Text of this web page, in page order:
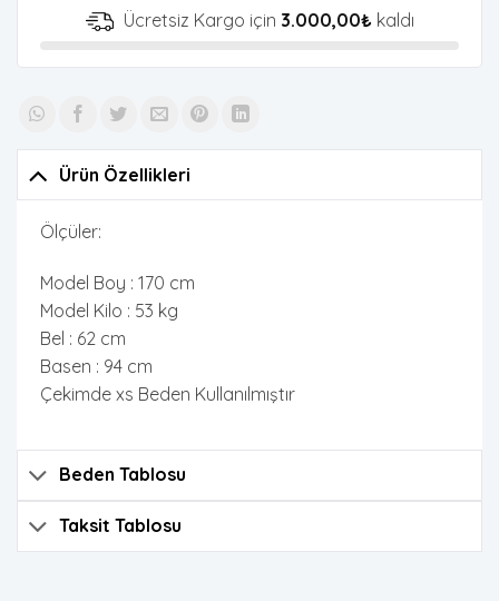
Ücretsiz Kargo için 3.000,00₺kaldı
Ürün Özellikleri
Ölçüler:
Model Boy : 170 cm
Model Kilo : 53 kg
Bel : 62 cm
Basen : 94 cm
Çekimde xs Beden Kullanılmıştır
Beden Tablosu
Taksit Tablosu